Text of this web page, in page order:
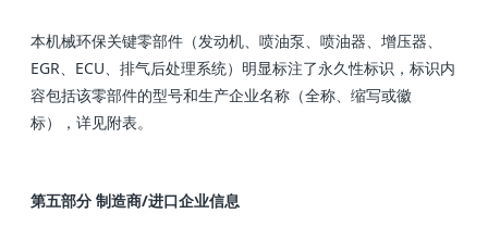
本机械环保关键零部件（发动机、喷油泵、喷油器、增压器、
EGR、ECU、排气后处理系统）明显标注了永久性标识，标识内
容包括该零部件的型号和生产企业名称（全称、缩写或徽
标），详见附表。
第五部分 制造商/进口企业信息